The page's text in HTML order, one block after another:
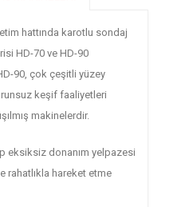
hattında karotlu sondaj
HD-70 ve HD-90
90, çok çeşitli yüzey
keşif faaliyetleri
makinelerdir.
eksiksiz donanım yelpazesi
rahatlıkla hareket etme